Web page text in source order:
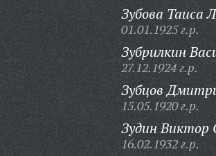
Зубова Таиса
01.01.1925 г.р.
Зубрилкин
27.12.1924 г.р.
Зубцов
15.05.1920 г.р.
Зудин Виктор
16.02.1932 г.р.